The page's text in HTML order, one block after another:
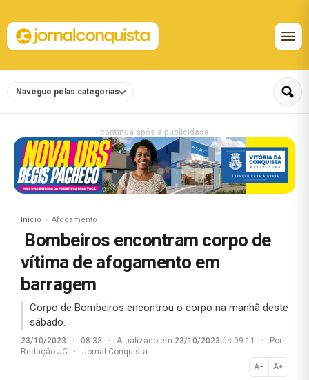
Navegue pelas categorias
continua após a publicidade
Início Afogamento
Bombeiros encontram corpo de
vítima de afogamento em
barragem
Corpo de Bombeiros encontrou o corpo na manhã deste
sábado.
23/10/2023 · 08:33 · Atualizado em 23/10/2023 às 09:11 ·
Por
Redação JC
· Jornal Conquista
A− A+
Normal